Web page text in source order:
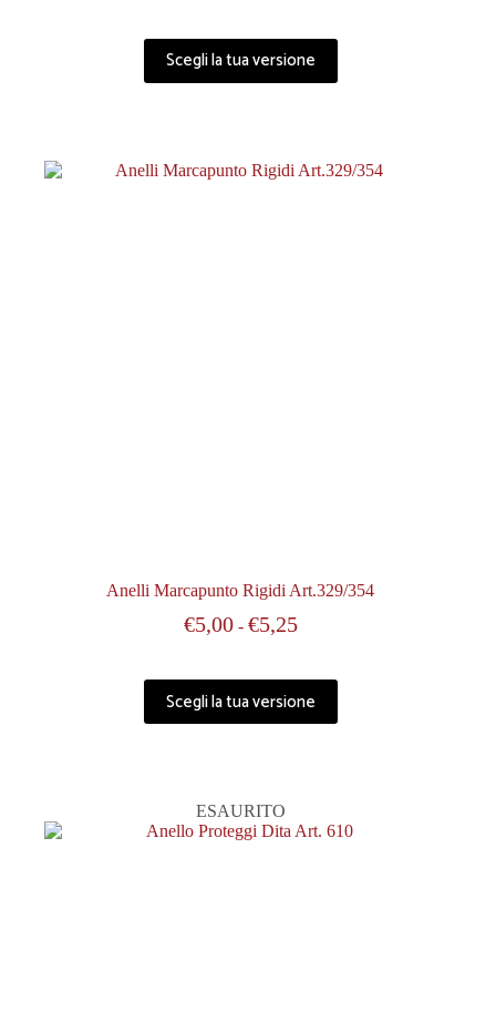
Scegli la tua versione
Anelli Marcapunto Rigidi Art.329/354
€5,00 - €5,25
Scegli la tua versione
ESAURITO